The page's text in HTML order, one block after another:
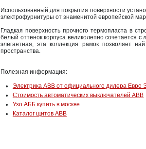
Использованный для покрытия поверхности
электрофурнитуры от знаменитой европейской
Гладкая поверхность прочного термопласта в
белый оттенок корпуса великолепно сочетается
элегантная, эта коллекция рамок позволяет
пространства.
Полезная информация:
Электрика ABB от официального дилера Евро
Стоимость автоматических выключателей ABB
Узо АББ купить в москве
Каталог щитов ABB